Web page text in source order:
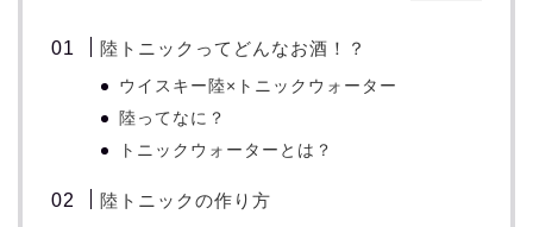
陸トニックってどんなお酒！？
ウイスキー陸×トニックウォーター
陸ってなに？
トニックウォーターとは？
陸トニックの作り方